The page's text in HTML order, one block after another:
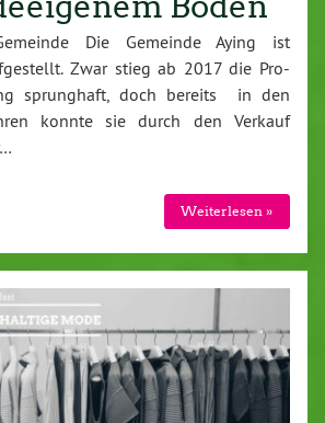
Die Gemeinde Aying ist
Zwar stieg ab 2017 die Pro-
sprunghaft, doch bereits in den
konnte sie durch den Verkauf
Weiterlesen »